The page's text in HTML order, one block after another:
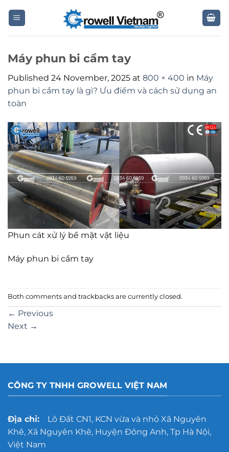
Máy phun bi cầm tay
Published 24 November, 2025 at 800 × 400 in Máy
phun bi cầm tay là gì? Ưu điểm và cách sử dụng an
toàn
Phun cát xử lý bề mặt vật liệu
Máy phun bi cầm tay
Both comments and trackbacks are currently closed.
← Previous
Next →
CÔNG TY TNHH GROWELL VIỆT NAM
Địa chỉ:Lô Đất CN1, KCN vừa và nhỏ Xã Nguyên
Khê, Xã Nguyên Khê, Huyện Đông Anh, Tp Hà Nội,
Việt Nam